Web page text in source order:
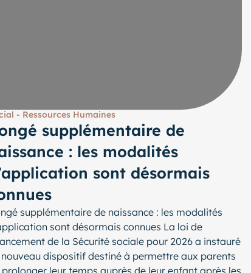
- Ressources Humaines
supplémentaire de
: les modalités
sont désormais
supplémentaire de naissance : les modalités
sont désormais connues La loi de
de la Sécurité sociale pour 2026 a instauré
nouveau dispositif destiné à permettre aux parents